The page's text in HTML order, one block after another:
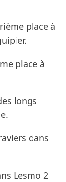
place à
place à
longs
dans
Lesmo 2